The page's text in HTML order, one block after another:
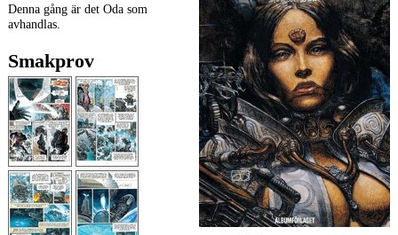
Denna gång är det Oda som
avhandlas.
Smakprov